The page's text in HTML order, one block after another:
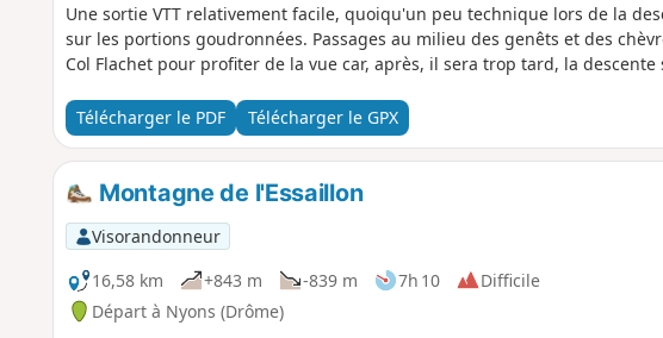
Une sortie VTT relativement facile, quoiqu'un peu technique lors de la
sur les portions goudronnées. Passages au milieu des genêts et des
Col Flachet pour profiter de la vue car, après, il sera trop tard, la
Télécharger le PDF Télécharger le GPX
Montagne de l'Essaillon
Visorandonneur
16,58 km
+843 m -839 m 7h 10
Difficile
Départ à Nyons (Drôme)